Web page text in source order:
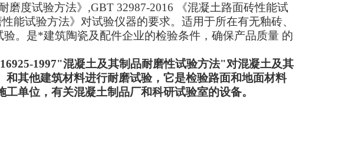
磨度试验方法》,GBT 32987-2016 《混凝土路面砖性能试
能试验方法》对试验仪器的要求。适用于所在有无釉砖、
。是*建筑陶瓷及配件企业的检验条件，确保产品质量 的
1997"混凝土及其制品耐磨性试验方法"对混凝土及其
其他建筑材料进行耐磨试验，它是检验路面和地面材料
单位，有关混凝土制品厂和科研试验室的设备。